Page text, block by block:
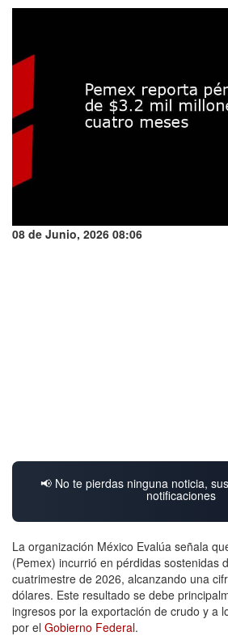
08 de Junio, 2026 08:06
📢 No te pierdas ninguna noticia,
notificaciones
La organización México Evalúa señala
(Pemex) incurrió en pérdidas sostenidas
cuatrimestre de 2026, alcanzando una
dólares. Este resultado se debe
ingresos por la exportación de crudo y a
por el Gobierno Federal.